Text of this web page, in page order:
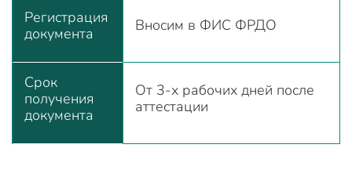
Регистрация
документа
Вносим в ФИС ФРДО
Срок
получения
документа
От 3-х рабочих дней после
аттестации